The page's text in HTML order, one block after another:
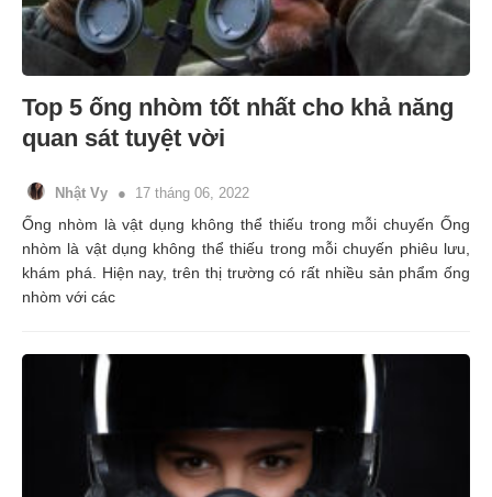
Top 5 ống nhòm tốt nhất cho khả năng
quan sát tuyệt vời
Nhật Vy 17 tháng 06, 2022
Ống nhòm là vật dụng không thể thiếu trong mỗi chuyến Ống
nhòm là vật dụng không thể thiếu trong mỗi chuyến phiêu lưu,
khám phá. Hiện nay, trên thị trường có rất nhiều sản phẩm ống
nhòm với các